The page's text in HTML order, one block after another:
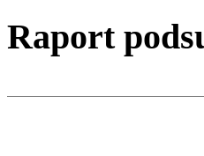
Raport